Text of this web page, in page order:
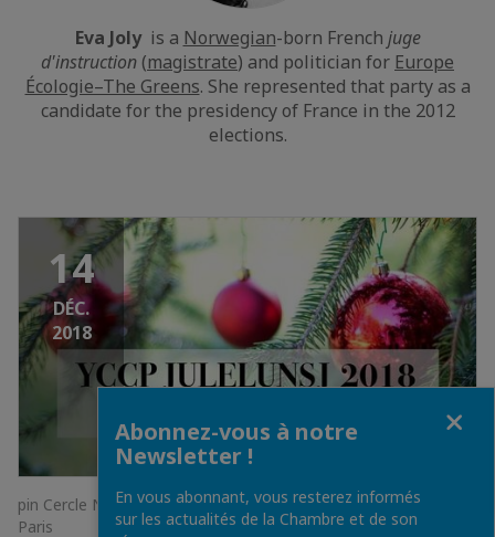
Eva Jolyis a Norwegian-born French juge
d'instruction (magistrate) and politician for Europe
Écologie–The Greens. She represented that party as a
candidate for the presidency of France in the 2012
elections.
14
DÉC.
2018
pin Cercle Norvégien de Paris - den Norske Klubben i Paris •
Paris
Abonnez-vous à notre
Newsletter !
En vous abonnant, vous resterez informés
sur les actualités de la Chambre et de son